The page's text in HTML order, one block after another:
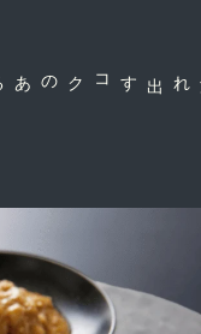
噛み締めると溢れ出す
コクのある旨
味